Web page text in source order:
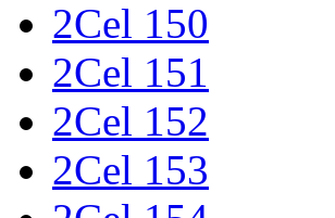
2Cel 150
2Cel 151
2Cel 152
2Cel 153